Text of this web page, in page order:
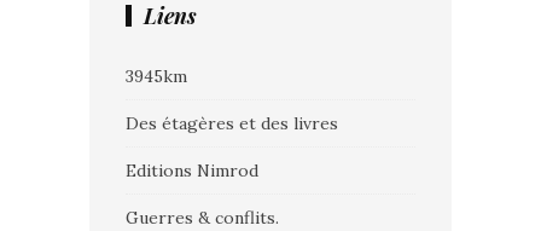
Liens
3945km
Des étagères et des livres
Editions Nimrod
Guerres & conflits.